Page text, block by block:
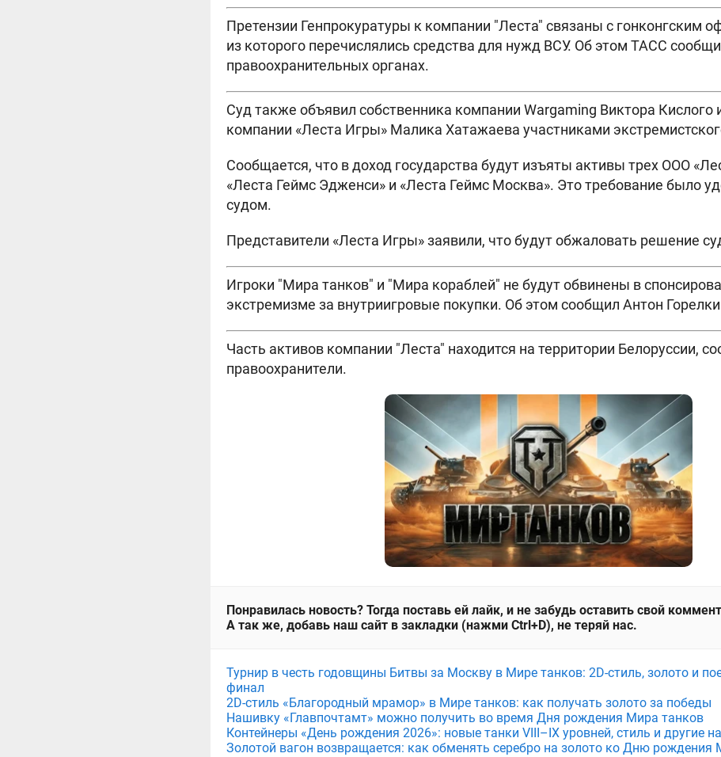
Претензии Генпрокуратуры к компании "Леста" связаны с гонконгским
из которого перечислялись средства для нужд ВСУ. Об этом ТАСС
правоохранительных органах.
Суд также объявил собственника компании Wargaming Виктора Кислого
компании «Леста Игры» Малика Хатажаева участниками
Сообщается, что в доход государства будут изъяты активы трех ООО
«Леста Геймс Эдженси» и «Леста Геймс Москва». Это требование было
судом.
Представители «Леста Игры» заявили, что будут обжаловать решение
Игроки "Мира танков" и "Мира кораблей" не будут обвинены в
экстремизме за внутриигровые покупки. Об этом сообщил Антон
Часть активов компании "Леста" находится на территории Белоруссии,
правоохранители.
Понравилась новость? Тогда поставь ей лайк, и не забудь оставить свой
А так же, добавь наш сайт в закладки (нажми Ctrl+D), не теряй нас.
Турнир в честь годовщины Битвы за Москву в Мире танков: 2D-стиль, золото и
финал
2D-стиль «Благородный мрамор» в Мире танков: как получать золото за победы
Нашивку «Главпочтамт» можно получить во время Дня рождения Мира танков
Контейнеры «День рождения 2026»: новые танки VIII–IX уровней, стиль и другие
Золотой вагон возвращается: как обменять серебро на золото ко Дню рождения